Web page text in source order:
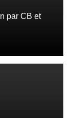
par CB et